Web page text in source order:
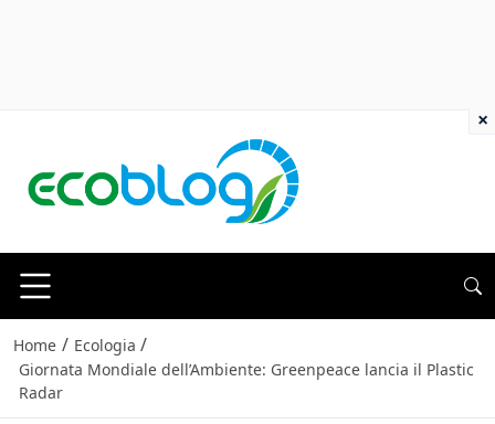
Home / Ecologia /
Giornata Mondiale dell’Ambiente: Greenpeace lancia il Plastic
Radar
×